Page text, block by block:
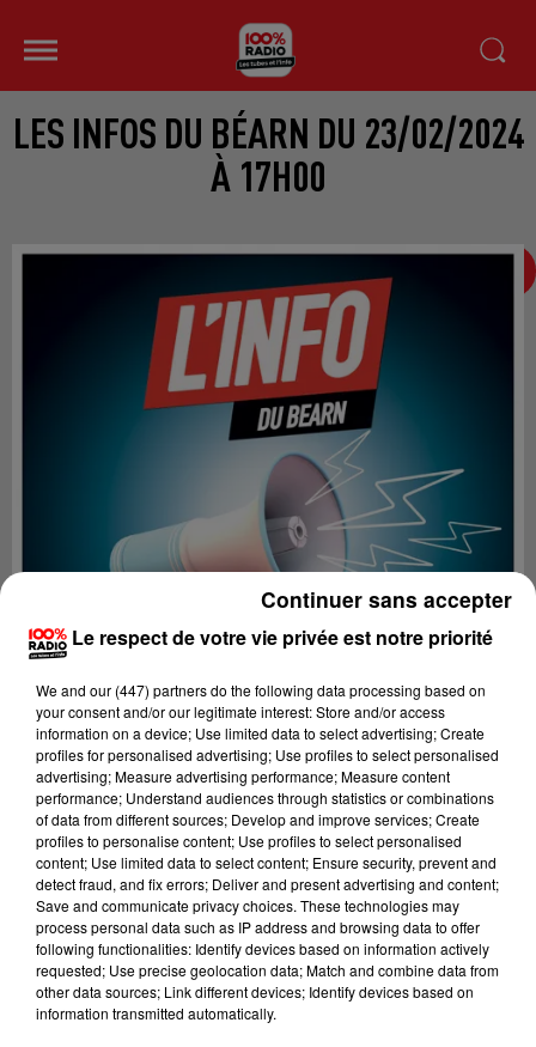
LES INFOS DU BÉARN DU 23/02/2024
À 17H00
Lecture (4 min 36 sec)
100%
Le respect de votre vie privée est notre priorité
We and our (447) partnersdo the following data processing based on
your consent and/or our legitimate interest: Store and/or access
information on a device; Use limited data to select advertising; Create
profiles for personalised advertising; Use profiles to select personalised
advertising; Measure advertising performance; Measure content
performance; Understand audiences through statistics or combinations
of data from different sources; Develop and improve services; Create
profiles to personalise content; Use profiles to select personalised
content; Use limited data to select content; Ensure security, prevent and
detect fraud, and fix errors; Deliver and present advertising and content;
Save and communicate privacy choices. These technologies may
process personal data such as IP address and browsing data to offer
following functionalities: Identify devices based on information actively
requested; Use precise geolocation data; Match and combine data from
other data sources; Link different devices; Identify devices based on
information transmitted automatically.
Continuer sans accepter